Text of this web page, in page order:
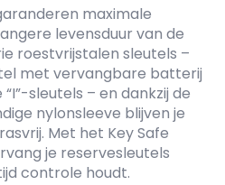
maximale
levensduur van de
roestvrijstalen sleutels –
met vervangbare batterij
sleutels – en dankzij de
nylonsleeve blijven je
Met het Key Safe
je reservesleutels
controle houdt.